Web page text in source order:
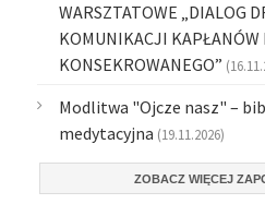
WARSZTATOWE „DIALOG
KOMUNIKACJI KAPŁANÓW
KONSEKROWANEGO”
Modlitwa "Ojcze nasz" –
medytacyjna (19.11.2026)
ZOBACZ WIĘCEJ